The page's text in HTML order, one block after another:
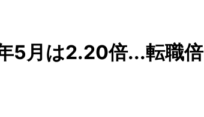
5月は2.20倍...転職倍